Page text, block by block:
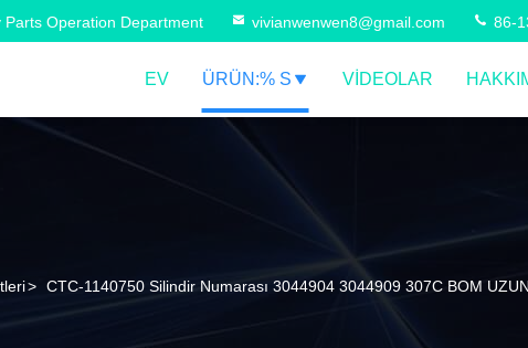
Operation Department vivianwenwen8@gmail.com 86-
EV ÜRÜN:% S VIDEOLAR
> CTC-1140750 Silindir Numarası 3044904 3044909 307C BOM